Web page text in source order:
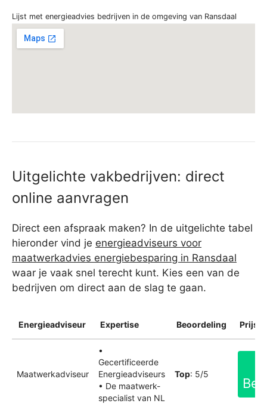
Lijst met energieadvies bedrijven in de omgeving van Ransdaal
Uitgelichte vakbedrijven: direct
online aanvragen
Direct een afspraak maken? In de uitgelichte tabel
hieronder vind je energieadviseurs voor
maatwerkadvies energiebesparing in Ransdaal
waar je vaak snel terecht kunt. Kies een van de
bedrijven om direct aan de slag te gaan.
Energieadviseur Expertise Beoordeling
Maatwerkadviseur
•
Gecertificeerde
Energieadviseurs
• De maatwerk-
specialist van NL
Top: 5/5